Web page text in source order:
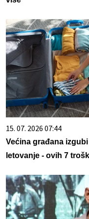
15. 07. 2026 07:44
Većina građana
letovanje - ovih 7